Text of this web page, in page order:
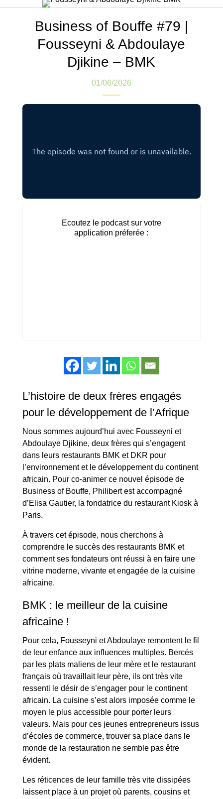
Business of Bouffe #79 |
Fousseyni & Abdoulaye
Djikine – BMK
01/06/2026
Ecoutez le podcast sur votre
application préferée :
L’histoire de deux frères engagés
pour le développement de l’Afrique
Nous sommes aujourd’hui avec Fousseyni et
Abdoulaye Djikine, deux frères qui s’engagent
dans leurs restaurants BMK et DKR pour
l’environnement et le développement du continent
africain. Pour co-animer ce nouvel épisode de
Business of Bouffe, Philibert est accompagné
d’Elisa Gautier, la fondatrice du restaurant Kiosk à
Paris.
À travers cet épisode, nous cherchons à
comprendre le succès des restaurants BMK et
comment ses fondateurs ont réussi à en faire une
vitrine moderne, vivante et engagée de la cuisine
africaine.
BMK : le meilleur de la cuisine
africaine !
Pour cela, Fousseyni et Abdoulaye remontent le fil
de leur enfance aux influences multiples. Bercés
par les plats maliens de leur mère et le restaurant
français où travaillait leur père, ils ont très vite
ressenti le désir de s’engager pour le continent
africain. La cuisine s’est alors imposée comme le
moyen le plus accessible pour porter leurs
valeurs. Mais pour ces jeunes entrepreneurs issus
d’écoles de commerce, trouver sa place dans le
monde de la restauration ne semble pas être
évident.
Les réticences de leur famille très vite dissipées
laissent place à un projet où parents, cousins et